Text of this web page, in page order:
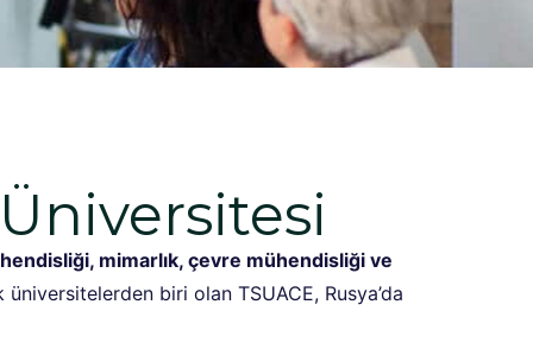
mimarlık, çevre mühendisliği ve
biri olan TSUACE, Rusya’da